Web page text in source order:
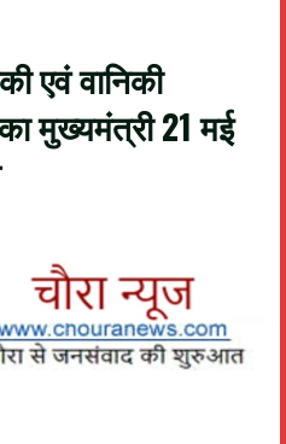
एवं वानिकी
मुख्यमंत्री 21 मई